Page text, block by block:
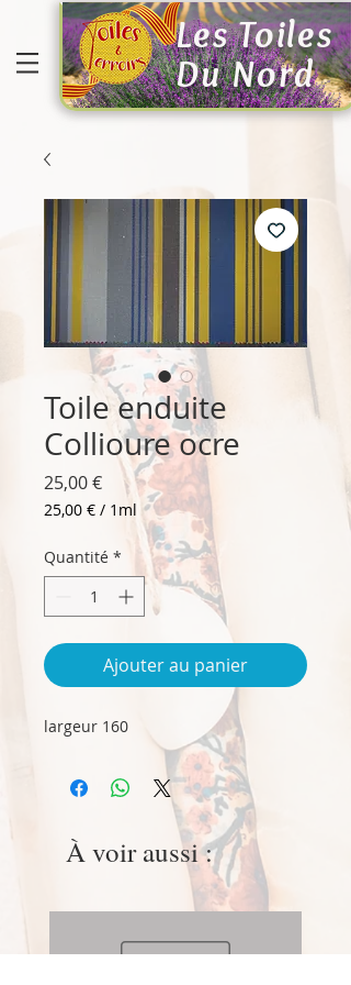
Les Toiles
Du Nord
Toile enduite
Collioure ocre
25,00 €Prix
25,00 € / 1ml
pour
1
Millilitre
Quantité *
Ajouter au panier
largeur 160
À voir aussi :